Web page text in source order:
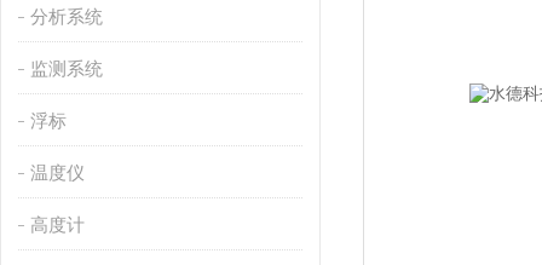
分析系统
监测系统
浮标
温度仪
高度计